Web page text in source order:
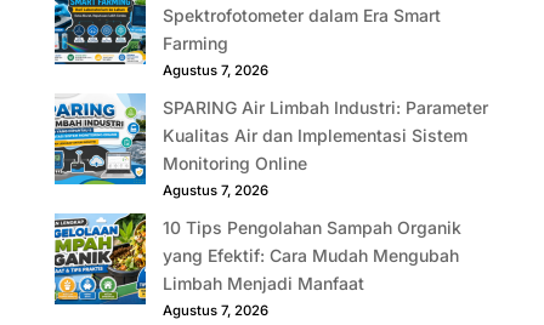
Spektrofotometer dalam Era Smart
Farming
Agustus 7, 2026
SPARING Air Limbah Industri: Parameter
Kualitas Air dan Implementasi Sistem
Monitoring Online
Agustus 7, 2026
10 Tips Pengolahan Sampah Organik
yang Efektif: Cara Mudah Mengubah
Limbah Menjadi Manfaat
Agustus 7, 2026